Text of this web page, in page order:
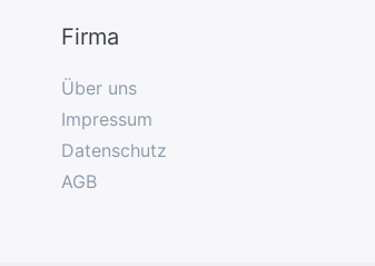
Firma
Über uns
Impressum
Datenschutz
AGB